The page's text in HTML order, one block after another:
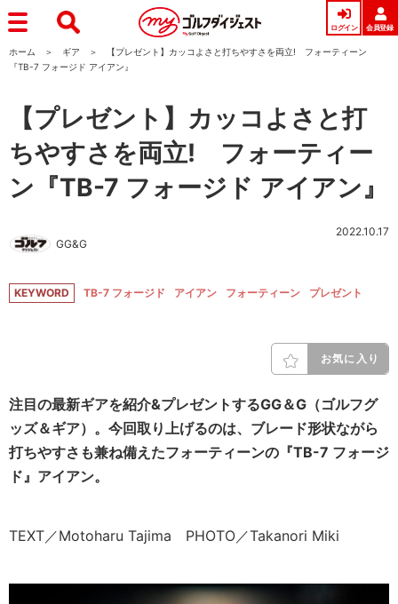
ログイン 会員登録
ホーム ギア
【プレゼント】カッコよさと打ちやすさを両立! フォーティーン
『TB-7 フォージド アイアン』
【プレゼント】カッコよさと打
ちやすさを両立! フォーティー
ン『TB-7 フォージド アイアン』
GG&G
2022.10.17
KEYWORD TB-7 フォージド アイアン フォーティーン プレゼント
お気に入り
注目の最新ギアを紹介&プレゼントするGG＆G（ゴルフグ
ッズ＆ギア）。今回取り上げるのは、ブレード形状ながら
打ちやすさも兼ね備えたフォーティーンの『TB-7 フォージ
ド』アイアン。
TEXT／Motoharu Tajima PHOTO／Takanori Miki